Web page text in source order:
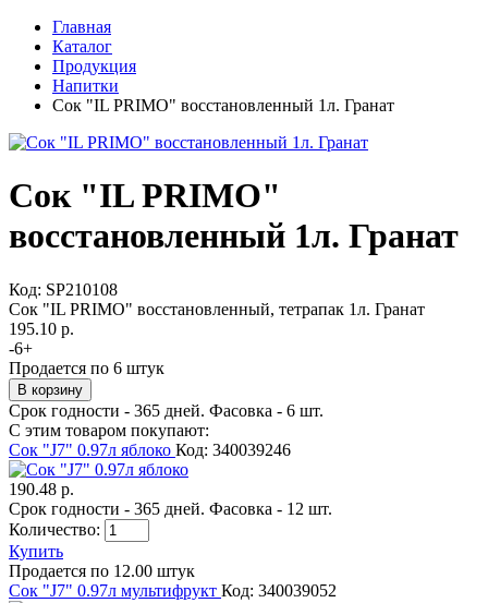
Главная
Каталог
Продукция
Напитки
Сок "IL PRIMO" восстановленный 1л. Гранат
Сок "IL PRIMO"
восстановленный 1л. Гранат
Код: SP210108
Сок "IL PRIMO" восстановленный, тетрапак 1л. Гранат
195.10 р.
-6+
Продается по 6 штук
Срок годности - 365 дней. Фасовка - 6 шт.
С этим товаром покупают:
Сок "J7" 0.97л яблоко Код: 340039246
190.48 р.
Срок годности - 365 дней. Фасовка - 12 шт.
Количество:
Купить
Продается по 12.00 штук
Сок "J7" 0.97л мультифрукт Код: 340039052